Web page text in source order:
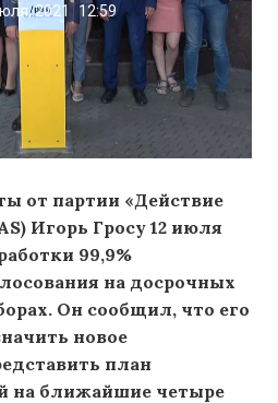
2021 12:59
от партии «Действие
Игорь Гросу 12 июля
99,9%
на досрочных
Он сообщил, что его
новое
план
на ближайшие четыре